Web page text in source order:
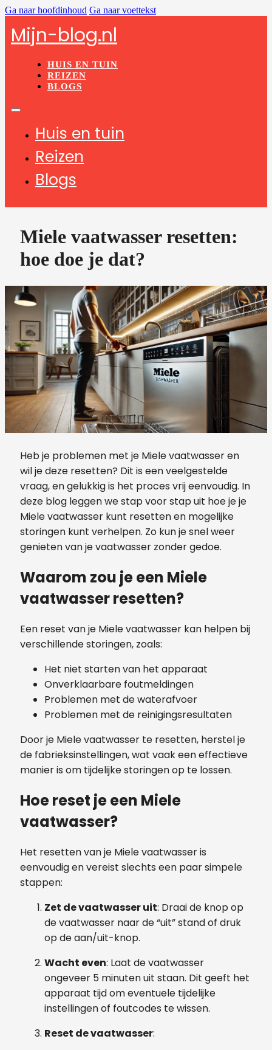
Ga naar hoofdinhoud Ga naar voettekst
Mijn-blog.nl
HUIS EN TUIN
REIZEN
BLOGS
Huis en tuin
Reizen
Blogs
Miele vaatwasser resetten:
hoe doe je dat?
Heb je problemen met je Miele vaatwasser en
wil je deze resetten? Dit is een veelgestelde
vraag, en gelukkig is het proces vrij eenvoudig. In
deze blog leggen we stap voor stap uit hoe je je
Miele vaatwasser kunt resetten en mogelijke
storingen kunt verhelpen. Zo kun je snel weer
genieten van je vaatwasser zonder gedoe.
Waarom zou je een Miele
vaatwasser resetten?
Een reset van je Miele vaatwasser kan helpen bij
verschillende storingen, zoals:
Het niet starten van het apparaat
Onverklaarbare foutmeldingen
Problemen met de waterafvoer
Problemen met de reinigingsresultaten
Door je Miele vaatwasser te resetten, herstel je
de fabrieksinstellingen, wat vaak een effectieve
manier is om tijdelijke storingen op te lossen.
Hoe reset je een Miele
vaatwasser?
Het resetten van je Miele vaatwasser is
eenvoudig en vereist slechts een paar simpele
stappen:
Zet de vaatwasser uit: Draai de knop op
de vaatwasser naar de “uit” stand of druk
op de aan/uit-knop.
Wacht even: Laat de vaatwasser
ongeveer 5 minuten uit staan. Dit geeft het
apparaat tijd om eventuele tijdelijke
instellingen of foutcodes te wissen.
Reset de vaatwasser: